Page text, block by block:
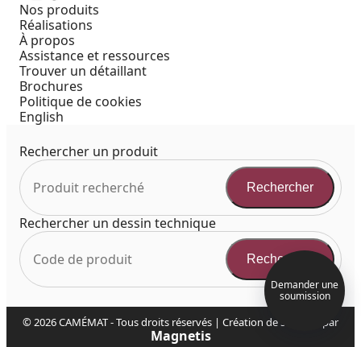
Demander une
soumission
Nos produits
Réalisations
À propos
Assistance et ressources
Trouver un détaillant
Brochures
Politique de cookies
English
Rechercher un produit
Rechercher
Rechercher un dessin technique
Rechercher
© 2026 CAMÉMAT - Tous droits réservés | Création de site web par
Magnetis